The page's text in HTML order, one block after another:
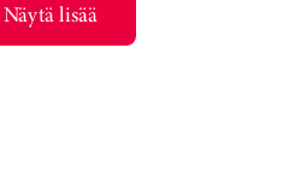
Näytä lisää